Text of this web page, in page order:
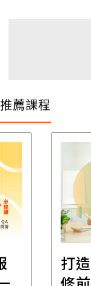
推薦課程
打